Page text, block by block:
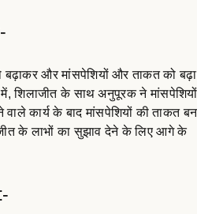
और मांसपेशियों और ताकत को
शिलाजीत के साथ अनुपूरक ने
कार्य के बाद मांसपेशियों की ताकत
के लाभों का सुझाव देने के लिए आगे के